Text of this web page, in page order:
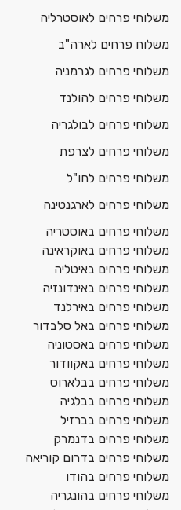
משלוחי פרחים לאוסטרליה
משלוח פרחים לארה"ב
משלוחי פרחים לגרמניה
משלוחי פרחים להולנד
משלוחי פרחים לבולגריה
משלוחי פרחים לצרפת
משלוחי פרחים לחו"ל
משלוחי פרחים לארגנטינה
משלוחי פרחים באוסטריה
משלוחי פרחים באוקראינה
משלוחי פרחים באיטליה
משלוחי פרחים באינדונזיה
משלוחי פרחים באירלנד
משלוחי פרחים באל סלבדור
משלוחי פרחים באסטוניה
משלוחי פרחים באקוודור
משלוחי פרחים בבלארוס
משלוחי פרחים בבלגיה
משלוחי פרחים בברזיל
משלוחי פרחים בדנמרק
משלוחי פרחים בדרום קוריאה
משלוחי פרחים בהודו
משלוחי פרחים בהונגריה